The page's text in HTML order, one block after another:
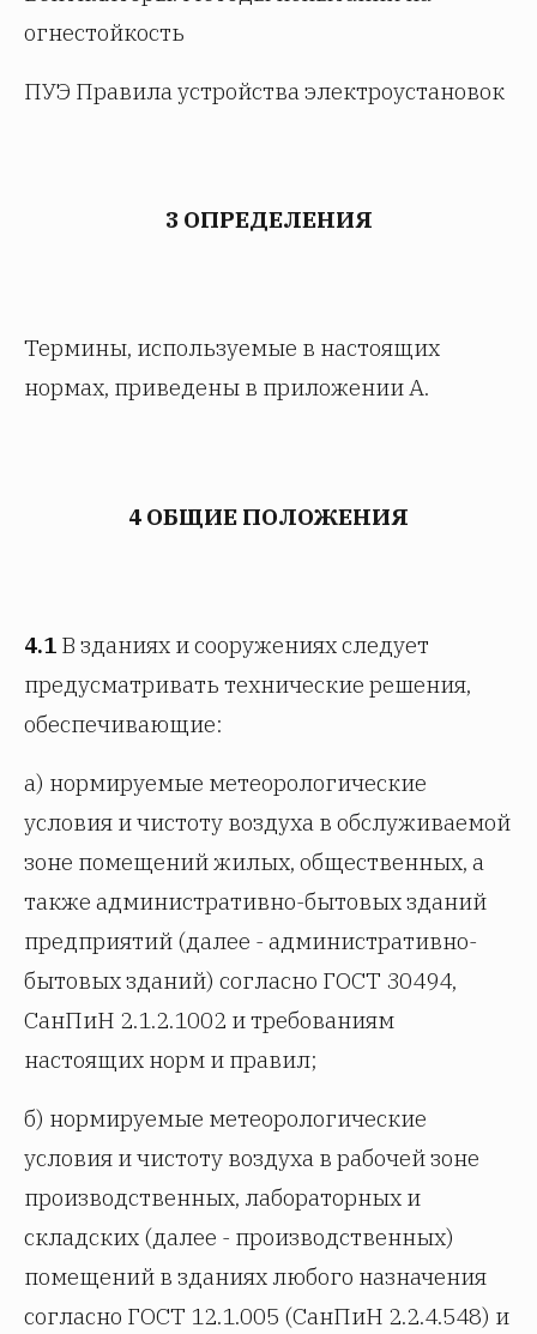
огнестойкость
ПУЭ Правила устройства электроустановок
3 ОПРЕДЕЛЕНИЯ
Термины, используемые в настоящих
нормах, приведены в приложении А.
4 ОБЩИЕ ПОЛОЖЕНИЯ
4.1 В зданиях и сооружениях следует
предусматривать технические решения,
обеспечивающие:
а) нормируемые метеорологические
условия и чистоту воздуха в обслуживаемой
зоне помещений жилых, общественных, а
также административно-бытовых зданий
предприятий (далее - административно-
бытовых зданий) согласно ГОСТ 30494,
СанПиН 2.1.2.1002 и требованиям
настоящих норм и правил;
б) нормируемые метеорологические
условия и чистоту воздуха в рабочей зоне
производственных, лабораторных и
складских (далее - производственных)
помещений в зданиях любого назначения
согласно ГОСТ 12.1.005 (СанПиН 2.2.4.548) и